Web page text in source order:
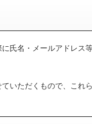
氏名・メールアドレス
いただくもので、これ